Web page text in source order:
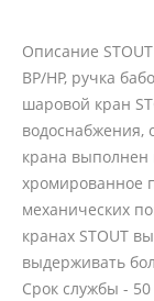
Описание
ВР/НР, ручка
шаровой кран
водоснабжения,
крана
хромированное
механических
кранах STOUT
выдерживать
Срок службы -